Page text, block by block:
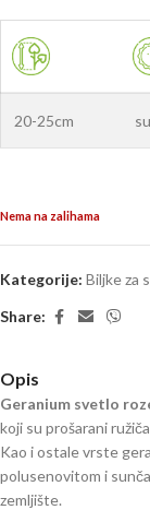
20-25cm
Nema na zalihama
Kategorije: Biljke za
Share:
Opis
Geranium svetlo
koji su prošarani
Kao i ostale vrste
polusenovitom i
zemljište.